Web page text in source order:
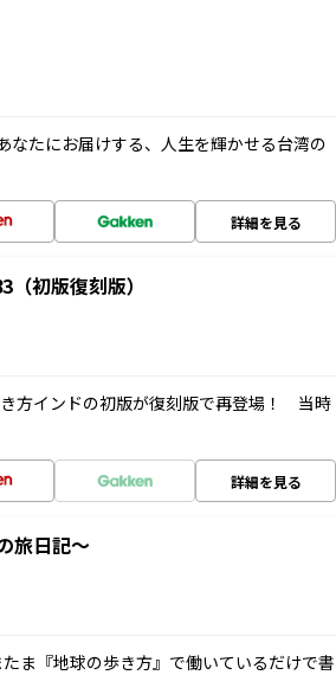
たにお届けする、人生を輝かせる台湾の
詳細を見る
初版復刻版）
方インドの初版が復刻版で再登場！ 当時
詳細を見る
旅日記～
ま『地球の歩き方』で働いているだけで書